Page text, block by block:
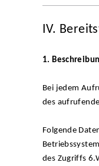
IV.
1.
Bei jedem
des
Folgende
des Zugriffs